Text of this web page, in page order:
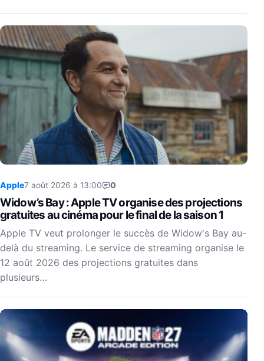
Apple7 août 2026 à 13:00 0
Widow’s Bay : Apple TV organise des projections
gratuites au cinéma pour le final de la saison 1
Apple TV veut prolonger le succès de Widow's Bay au-
delà du streaming. Le service de streaming organise le
12 août 2026 des projections gratuites dans
plusieurs…